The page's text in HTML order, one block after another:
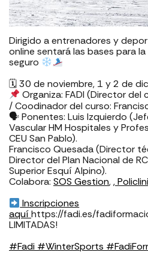
Dirigido a entrenadores y
online sentará las bases para
seguro
🗓30 de noviembre, 1 y 2 de
Organiza: FADI (Director del
/ Coodinador del curso:
🗣Ponentes: Luis Izquierdo
Vascular HM Hospitales y
CEU San Pablo).⁣
Francisco Quesada (Director
Director del Plan Nacional de
Superior Esquí Alpino).⁣
Colabora: SOS Gestion,,
Inscripciones
aquíhttps://fadi.es/
LIMITADAS!
#Fadi #WinterSports #